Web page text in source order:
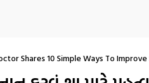
Shares 10 Simple Ways To